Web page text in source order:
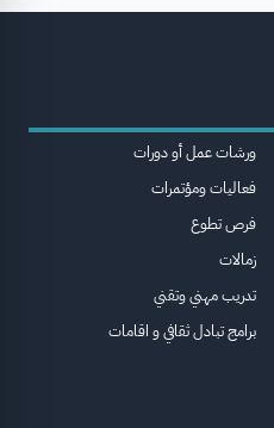
ورشات عمل أو دورات
فعاليات ومؤتمرات
فرص تطوع
زمالات
تدريب مهني وتقني
برامج تبادل ثقافي و اقامات